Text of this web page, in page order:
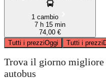
1 cambio
7 h 15 min
74,00 €
Tutti i prezziOggi Tutti i prezzi
Trova il giorno migliore
autobus